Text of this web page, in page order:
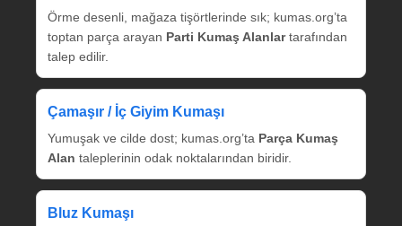
Örme desenli, mağaza tişörtlerinde sık; kumas.org’ta
toptan parça arayan Parti Kumaş Alanlartarafından
talep edilir.
Çamaşır / İç Giyim Kumaşı
Yumuşak ve cilde dost; kumas.org’ta Parça Kumaş
Alan taleplerinin odak noktalarından biridir.
Bluz Kumaşı